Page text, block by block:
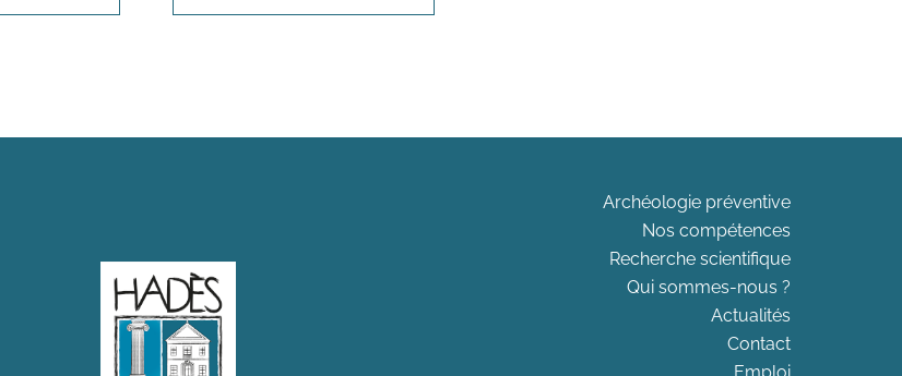
Archéologie préventive
Nos compétences
Recherche scientifique
Qui sommes-nous ?
Actualités
Contact